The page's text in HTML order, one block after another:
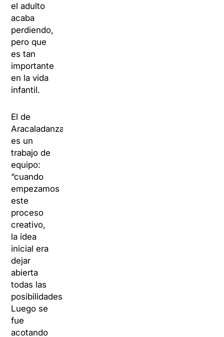
el adulto
acaba
perdiendo,
pero que
es tan
importante
en la vida
infantil.
El de
Aracaladanza
es un
trabajo de
equipo:
“cuando
empezamos
este
proceso
creativo,
la idea
inicial era
dejar
abierta
todas las
posibilidades.
Luego se
fue
acotando